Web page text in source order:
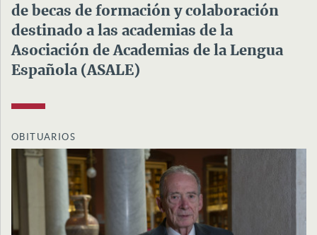
de becas de formación y colaboración
destinado a las academias de la
Asociación de Academias de la Lengua
Española (ASALE)
OBITUARIOS